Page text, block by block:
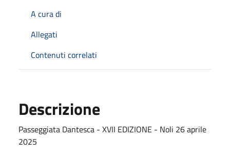
A cura di
Allegati
Contenuti correlati
Descrizione
Passeggiata Dantesca - XVII EDIZIONE - Noli 26 aprile
2025